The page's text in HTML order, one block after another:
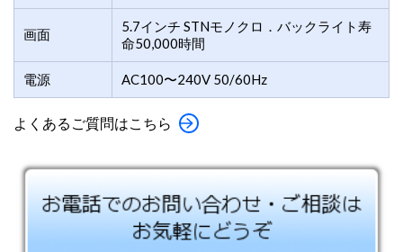
画面
5.7インチ STNモノクロ．バックライト寿
命50,000時間
電源 AC100〜240V 50/60Hz
よくあるご質問はこちら